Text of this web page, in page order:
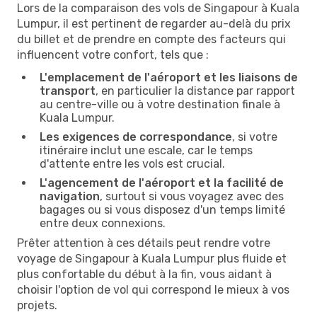
Lors de la comparaison des vols de Singapour à Kuala
Lumpur, il est pertinent de regarder au-delà du prix
du billet et de prendre en compte des facteurs qui
influencent votre confort, tels que :
L'emplacement de l'aéroport et les liaisons de
transport, en particulier la distance par rapport
au centre-ville ou à votre destination finale à
Kuala Lumpur.
Les exigences de correspondance, si votre
itinéraire inclut une escale, car le temps
d'attente entre les vols est crucial.
L'agencement de l'aéroport et la facilité de
navigation, surtout si vous voyagez avec des
bagages ou si vous disposez d'un temps limité
entre deux connexions.
Prêter attention à ces détails peut rendre votre
voyage de Singapour à Kuala Lumpur plus fluide et
plus confortable du début à la fin, vous aidant à
choisir l'option de vol qui correspond le mieux à vos
projets.